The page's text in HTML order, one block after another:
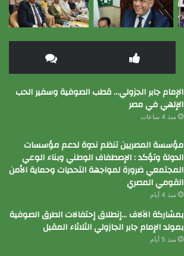
الإمام جابر الجزولي… قطب الصوفية وسفير الحب
الإلهي في مصر
منذ 4 ساعات
مؤسسة المصريين تنظم ندوة لدعم مؤسسات
الدولة وتؤكد : الإصطفاف الوطني وبناء الوعي
المجتمعي ضرورة لمواجهة التحديات وحماية الأمن
القومي المصري
منذ 4 أيام
بمشاركة الآلاف …إنطلاق إحتفالات الطرق الصوفية
بمولد الإمام جابر الجازولي الثلاثاء المقبل
منذ 5 أيام